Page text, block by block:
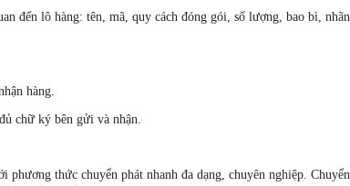
đến lô hàng: tên, mã, quy cách đóng gói, số lượng, bao bì, nhãn
hàng.
chữ ký bên gửi và nhận.
thức chuyển phát nhanh đa dạng, chuyên nghiệp. Chuyển